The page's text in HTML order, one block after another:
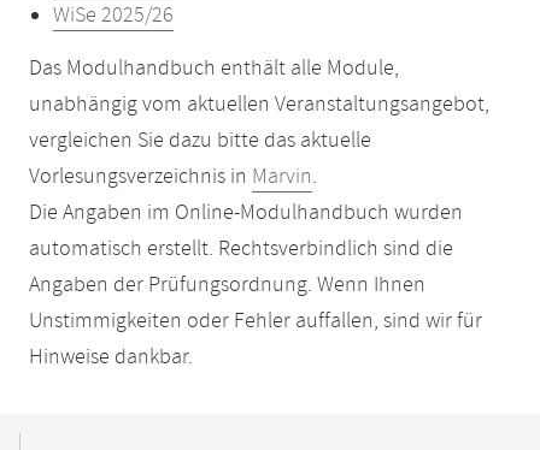
WiSe 2025/26
Das Modulhandbuch enthält alle Module,
unabhängig vom aktuellen Veranstaltungsangebot,
vergleichen Sie dazu bitte das aktuelle
Vorlesungsverzeichnis in Marvin.
Die Angaben im Online-Modulhandbuch wurden
automatisch erstellt. Rechtsverbindlich sind die
Angaben der Prüfungsordnung. Wenn Ihnen
Unstimmigkeiten oder Fehler auffallen, sind wir für
Hinweise dankbar.